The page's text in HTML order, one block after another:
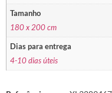
Tamanho
180 x 200 cm
Dias para entrega
4-10 dias úteis